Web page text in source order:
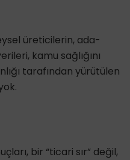
üreticilerin, ada-
kamu sağlığını
tarafından yürütülen
bir “ticari sır” değil,